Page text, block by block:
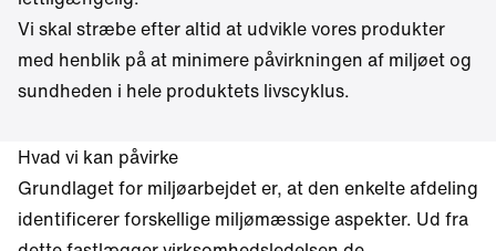
Vi skal stræbe efter altid at udvikle vores produkter
med henblik på at minimere påvirkningen af miljøet og
sundheden i hele produktets livscyklus.
Hvad vi kan påvirke
Grundlaget for miljøarbejdet er, at den enkelte afdeling
identificerer forskellige miljømæssige aspekter. Ud fra